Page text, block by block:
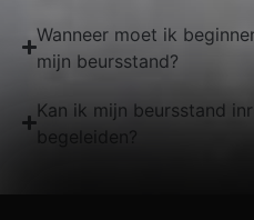
Wanneer moet ik
mijn beursstand?
Kan ik mijn beursstand
begeleiden?